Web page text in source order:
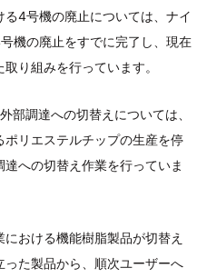
4号機の廃止については、ナイ
機の廃止をすでに完了し、現在
り組みを行っています。
部調達への切替えについては、
リエステルチップの生産を停
への切替え作業を行っていま
おける機能樹脂製品が切替え
た製品から、順次ユーザーへ